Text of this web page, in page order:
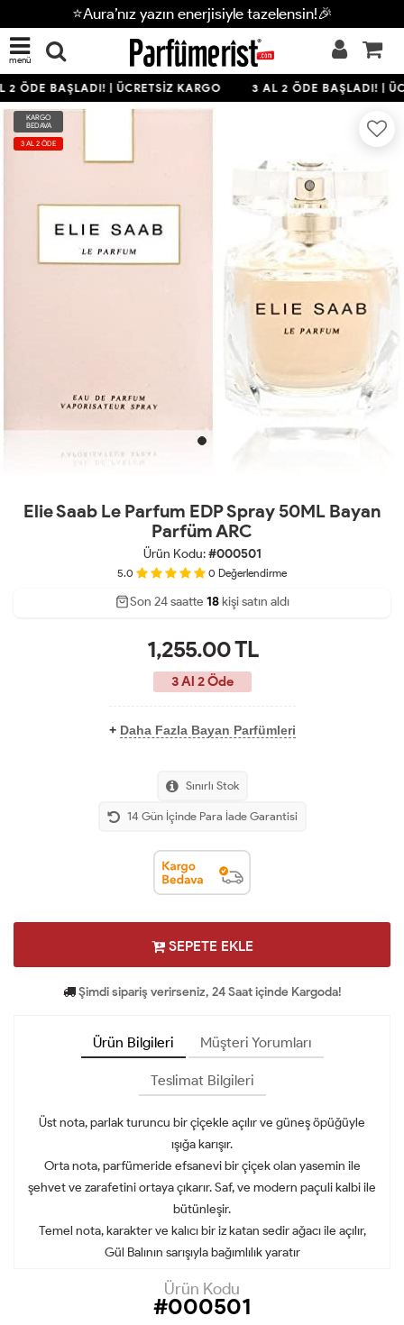
⭐Aura’nız yazın enerjisiyle tazelensin!🎉
menü
ÖDE BAŞLADI! | ÜCRETSİZ KARGO 3 AL 2 ÖDE BAŞLADI! |
KARGO
BEDAVA
3 AL 2 ÖDE
Elie Saab Le Parfum EDP Spray 50ML Bayan
Parfüm ARC
Ürün Kodu:#000501
5.0 0 Değerlendirme
40 71
Son 24 saatte 18kişi satın aldı
1,255.00TL
3 Al 2 Öde
+ Daha Fazla Bayan Parfümleri
Sınırlı Stok
14 Gün İçinde Para İade Garantisi
SEPETE EKLE
Şimdi sipariş verirseniz, 24 Saat içinde Kargoda!
Ürün Bilgileri Müşteri Yorumları
Teslimat Bilgileri
Üst nota, parlak turuncu bir çiçekle açılır ve güneş öpüğüyle
ışığa karışır.
Orta nota, parfümeride efsanevi bir çiçek olan yasemin ile
şehvet ve zarafetini ortaya çıkarır. Saf, ve modern paçuli kalbi ile
bütünleşir.
Temel nota, karakter ve kalıcı bir iz katan sedir ağacı ile açılır,
Gül Balının sarışıyla bağımlılık yaratır
Ürün Kodu
#000501